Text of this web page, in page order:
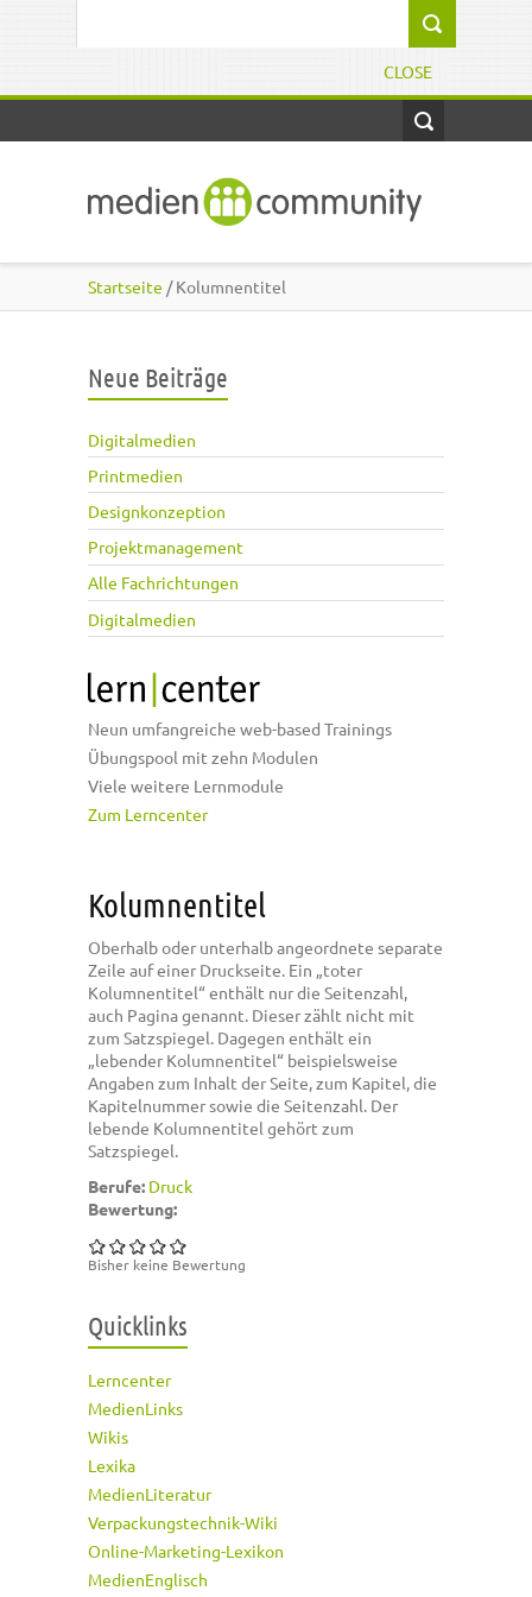
CLOSE
Startseite / Kolumnentitel
Neue Beiträge
Digitalmedien
Printmedien
Designkonzeption
Projektmanagement
Alle Fachrichtungen
Digitalmedien
Neun umfangreiche web-based Trainings
Übungspool mit zehn Modulen
Viele weitere Lernmodule
Zum Lerncenter
Kolumnentitel
Oberhalb oder unterhalb angeordnete separate
Zeile auf einer Druckseite. Ein „toter
Kolumnentitel“ enthält nur die Seitenzahl,
auch Pagina genannt. Dieser zählt nicht mit
zum Satzspiegel. Dagegen enthält ein
„lebender Kolumnentitel“ beispielsweise
Angaben zum Inhalt der Seite, zum Kapitel, die
Kapitelnummer sowie die Seitenzahl. Der
lebende Kolumnentitel gehört zum
Satzspiegel.
Berufe: Druck
Bewertung:
Bisher keine Bewertung
Quicklinks
Lerncenter
MedienLinks
Wikis
Lexika
MedienLiteratur
Verpackungstechnik-Wiki
Online-Marketing-Lexikon
MedienEnglisch